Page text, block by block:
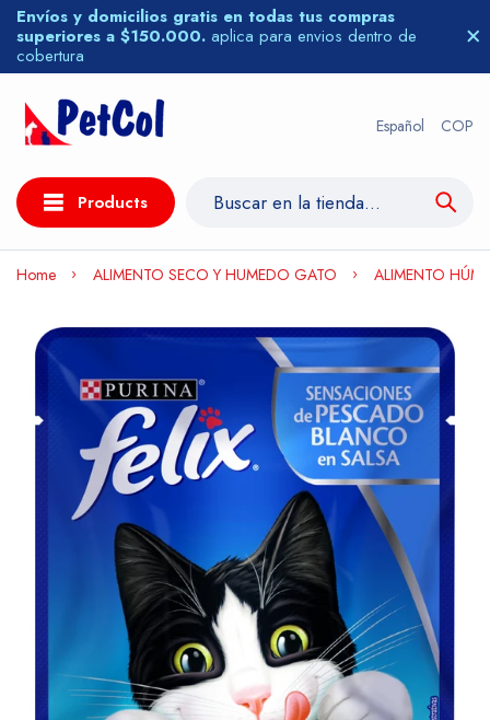
Envíos y domicilios gratis en todas tus compras
superiores a $150.000. aplica para envios dentro de
cobertura
Español COP
Products
Home ALIMENTO SECO Y HUMEDO GATO ALIMENTO